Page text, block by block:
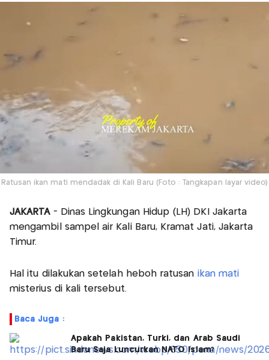
Ratusan ikan mati mendadak di Kali Baru (Foto : Tangkapan layar video)
JAKARTA - Dinas Lingkungan Hidup (LH) DKI Jakarta
mengambil sampel air Kali Baru, Kramat Jati, Jakarta
Timur.
Hal itu dilakukan setelah heboh ratusan ikan mati
misterius di kali tersebut.
Baca Juga :
Apakah Pakistan, Turki, dan Arab Saudi
Baru Saja Luncurkan NATO Islam?